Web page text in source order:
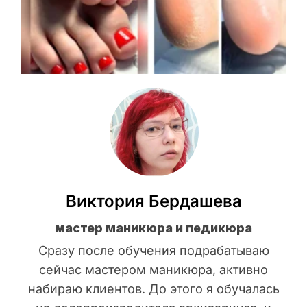
Виктория Бердашева
мастер маникюра и педикюра
Сразу после обучения подрабатываю
сейчас мастером маникюра, активно
набираю клиентов. До этого я обучалась